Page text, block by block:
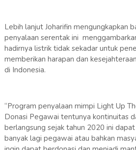
Lebih lanjut Joharifin mengungkapkan
penyalaan serentak ini
hadirnya listrik tidak sekadar untuk
memberikan harapan dan
di Indonesia.
“Program penyalaan mimpi Light Up
Donasi Pegawai tentunya kontinuitas
berlangsung sejak tahun 2020 ini
banyak lagi pegawai atau bahkan